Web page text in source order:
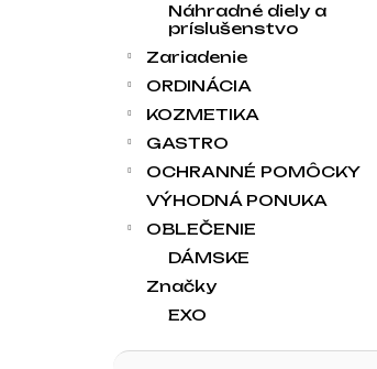
Náhradné diely a
príslušenstvo
Zariadenie
ORDINÁCIA
KOZMETIKA
GASTRO
OCHRANNÉ POMÔCKY
VÝHODNÁ PONUKA
OBLEČENIE
DÁMSKE
Značky
EXO